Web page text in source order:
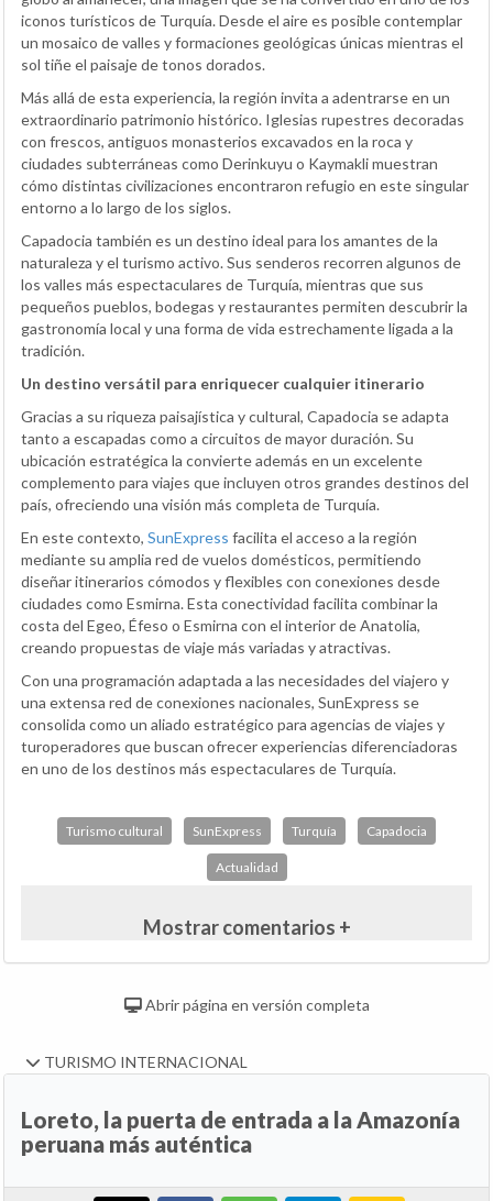
iconos turísticos de Turquía. Desde el aire es posible contemplar
un mosaico de valles y formaciones geológicas únicas mientras el
sol tiñe el paisaje de tonos dorados.
Más allá de esta experiencia, la región invita a adentrarse en un
extraordinario patrimonio histórico. Iglesias rupestres decoradas
con frescos, antiguos monasterios excavados en la roca y
ciudades subterráneas como Derinkuyu o Kaymakli muestran
cómo distintas civilizaciones encontraron refugio en este singular
entorno a lo largo de los siglos.
Capadocia también es un destino ideal para los amantes de la
naturaleza y el turismo activo. Sus senderos recorren algunos de
los valles más espectaculares de Turquía, mientras que sus
pequeños pueblos, bodegas y restaurantes permiten descubrir la
gastronomía local y una forma de vida estrechamente ligada a la
tradición.
Un destino versátil para enriquecer cualquier itinerario
Gracias a su riqueza paisajística y cultural, Capadocia se adapta
tanto a escapadas como a circuitos de mayor duración. Su
ubicación estratégica la convierte además en un excelente
complemento para viajes que incluyen otros grandes destinos del
país, ofreciendo una visión más completa de Turquía.
En este contexto, SunExpress facilita el acceso a la región
mediante su amplia red de vuelos domésticos, permitiendo
diseñar itinerarios cómodos y flexibles con conexiones desde
ciudades como Esmirna. Esta conectividad facilita combinar la
costa del Egeo, Éfeso o Esmirna con el interior de Anatolia,
creando propuestas de viaje más variadas y atractivas.
Con una programación adaptada a las necesidades del viajero y
una extensa red de conexiones nacionales, SunExpress se
consolida como un aliado estratégico para agencias de viajes y
turoperadores que buscan ofrecer experiencias diferenciadoras
en uno de los destinos más espectaculares de Turquía.
Turismo cultural SunExpress Turquía Capadocia
Actualidad
Mostrar comentarios +
Abrir página en versión completa
TURISMO INTERNACIONAL
Loreto, la puerta de entrada a la Amazonía
peruana más auténtica